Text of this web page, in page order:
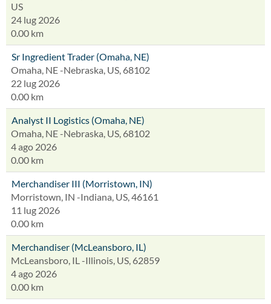
US
24 lug 2026
0.00 km
Sr Ingredient Trader (Omaha, NE)
Omaha, NE -Nebraska, US, 68102
22 lug 2026
0.00 km
Analyst II Logistics (Omaha, NE)
Omaha, NE -Nebraska, US, 68102
4 ago 2026
0.00 km
Merchandiser III (Morristown, IN)
Morristown, IN -Indiana, US, 46161
11 lug 2026
0.00 km
Merchandiser (McLeansboro, IL)
McLeansboro, IL -Illinois, US, 62859
4 ago 2026
0.00 km